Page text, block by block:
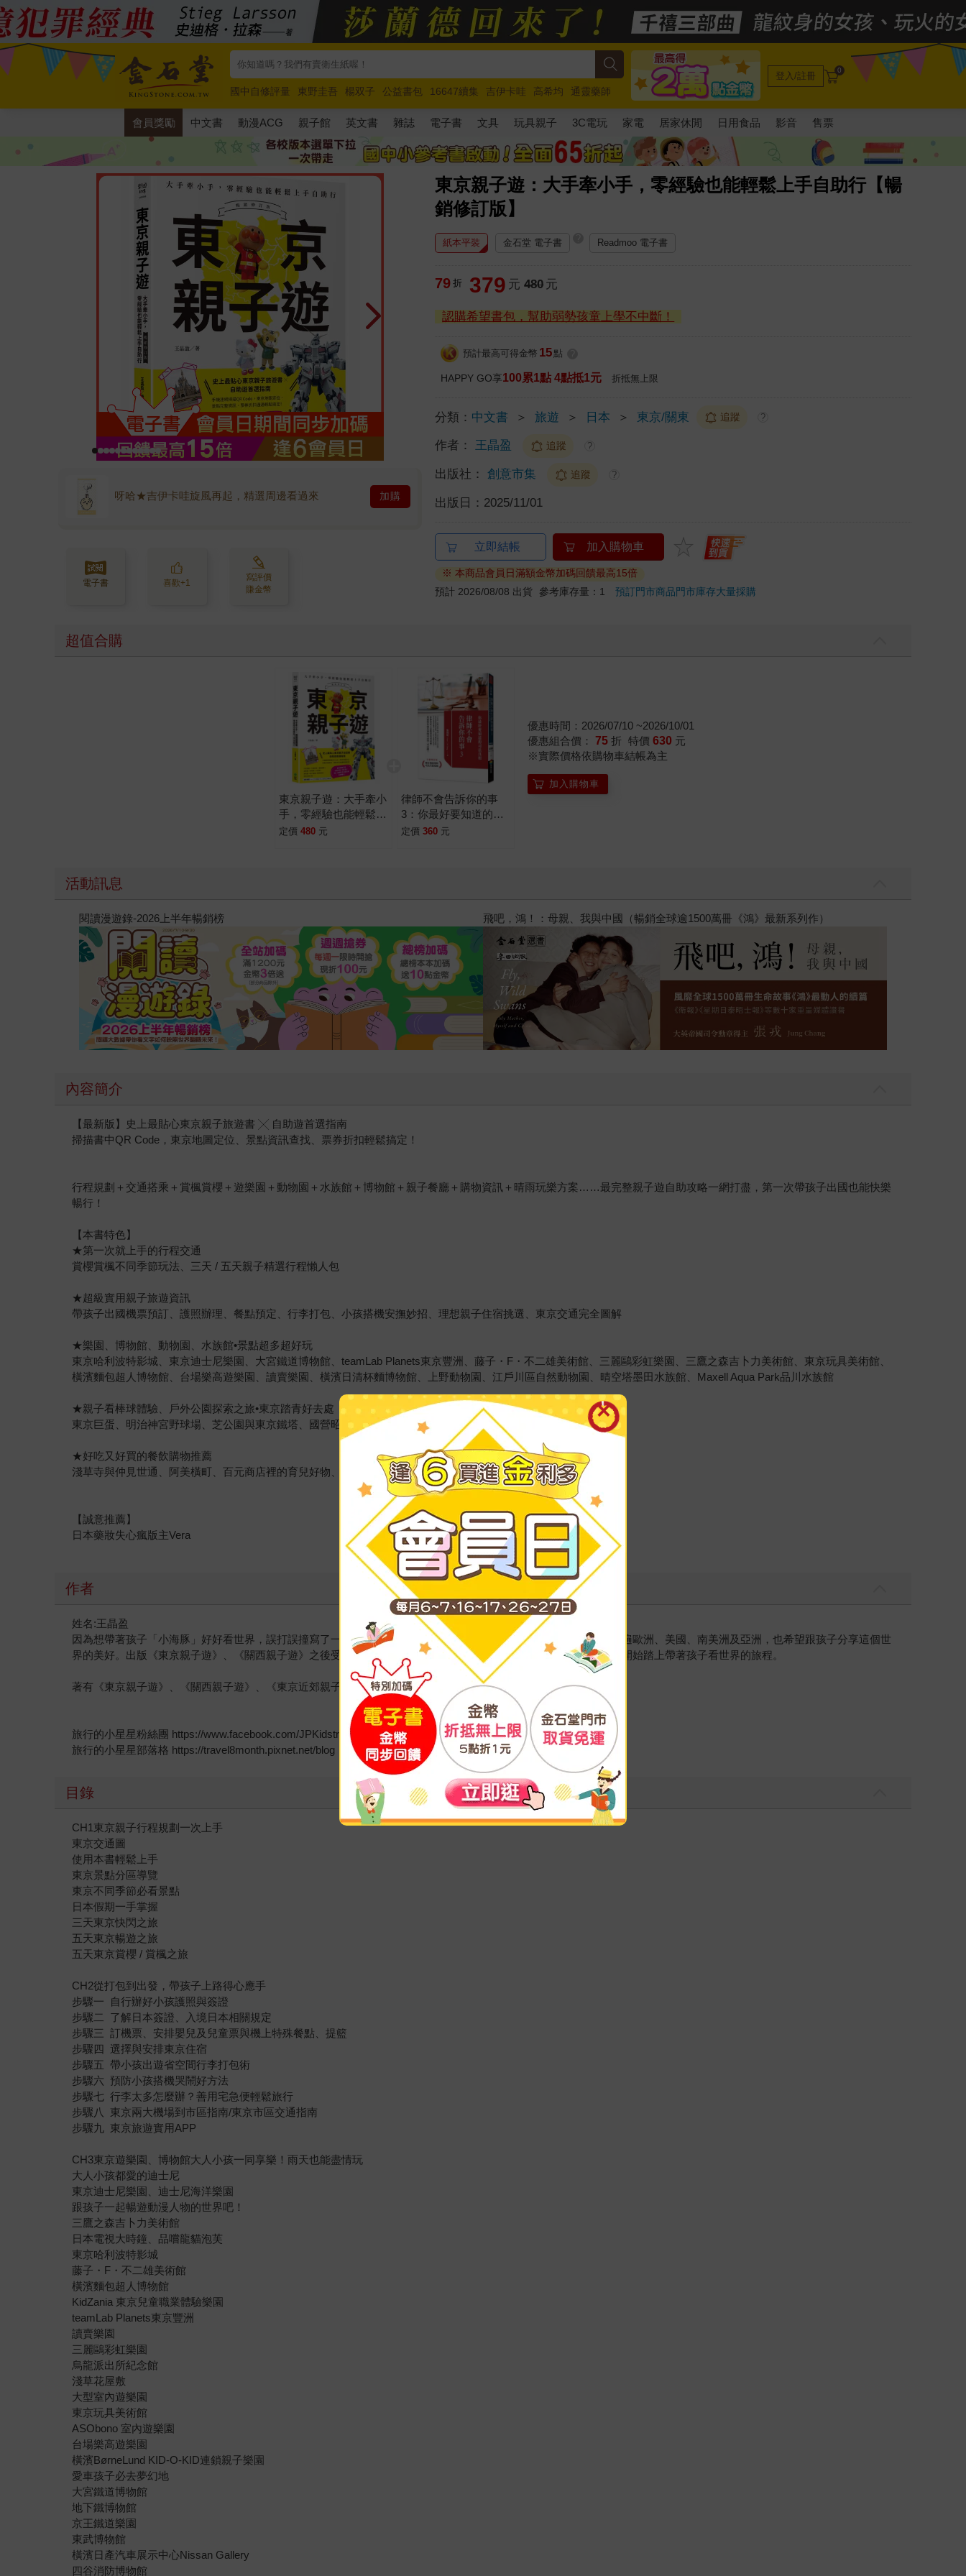
國中自修評量 東野圭吾 楊双子 公益書包 16647續集 吉伊卡哇 高希均
通靈藥師
唯紅花綻放
奧德賽 路邊攤新作 馬斯克 玩具總動員5 超慢跑
登入/註冊 0
會員獎勵 中文書 動漫ACG 親子館 英文書 雜誌 電子書 文具 玩具親子 3C電玩 家電 居家休閒 日用食品 影音 售票
東京親子遊：大手牽小手，零經驗也能輕鬆上手自助行【暢
銷修訂版】
呀哈★吉伊卡哇旋風再起，精選周邊看過來 加購
電子書 喜歡+1
寫評價
賺金幣
紙本平裝 金石堂 電子書 Readmoo 電子書
79 折 379 元 480 元
認購希望書包，幫助弱勢孩童上學不中斷！
預計最高可得金幣 15 點
HAPPY GO享100累1點 4點抵1元 折抵無上限
分類： 中文書 ＞ 旅遊 ＞ 日本 ＞ 東京/關東 追蹤 ?
作者： 王晶盈 追蹤 ?
出版社： 創意市集 追蹤 ?
出版日： 2025/11/01
立即結帳 加入購物車
※ 本商品會員日滿額金幣加碼回饋最高15倍
預計 2026/08/08 出貨 參考庫存量：1預訂門市商品門市庫存大量採購
超值合購
東京親子遊：大手牽小
手，零經驗也能輕鬆上
手自助行【暢銷修訂
定價 480 元
律師不會告訴你的事
3：你最好要知道的司
法真相
定價 360 元
優惠時間：2026/07/10 ~2026/10/01
優惠組合價： 75 折 特價 630 元
※實際價格依購物車結帳為主
加入購物車
活動訊息
閱讀漫遊錄-2026上半年暢銷榜 飛吧，鴻！：母親、我與中國（暢銷全球逾1500萬冊《鴻》最新系列作）
內容簡介
【最新版】史上最貼心東京親子旅遊書 ╳ 自助遊首選指南
掃描書中QR Code，東京地圖定位、景點資訊查找、票券折扣輕鬆搞定！
行程規劃＋交通搭乘＋賞楓賞櫻＋遊樂園＋動物園＋水族館＋博物館＋親子餐廳＋購物資訊＋晴雨玩樂方案……最完整親子遊自助攻略一網打盡，第一次帶孩子出國也能快樂
暢行！
【本書特色】
★第一次就上手的行程交通
賞櫻賞楓不同季節玩法、三天 / 五天親子精選行程懶人包
★超級實用親子旅遊資訊
帶孩子出國機票預訂、護照辦理、餐點預定、行李打包、小孩搭機安撫妙招、理想親子住宿挑選、東京交通完全圖解
★樂園、博物館、動物園、水族館•景點超多超好玩
東京哈利波特影城、東京迪士尼樂園、大宮鐵道博物館、teamLab Planets東京豐洲、藤子・F・不二雄美術館、三麗鷗彩虹樂園、三鷹之森吉卜力美術館、東京玩具美術館、
橫濱麵包超人博物館、台場樂高遊樂園、讀賣樂園、橫濱日清杯麵博物館、上野動物園、江戶川區自然動物園、晴空塔墨田水族館、Maxell Aqua Park品川水族館
★親子看棒球體驗、戶外公園探索之旅•東京踏青好去處
東京巨蛋、明治神宮野球場、芝公園與東京鐵塔、國營昭和記念公園、嚕嚕米兒童森林公園、龍貓森林
★好吃又好買的餐飲購物推薦
淺草寺與仲見世通、阿美橫町、百元商店裡的育兒好物、阿卡將本舖、西松屋、優質親子餐廳、東京童書專門店
【誠意推薦】
日本藥妝失心瘋版主Vera
作者
姓名:王晶盈
因為想帶著孩子「小海豚」好好看世界，誤打誤撞寫了一系列親子旅遊書。內心總是有個背包客靈魂，喜愛旅遊，踏遍歐洲、美國、南美洲及亞洲，也希望跟孩子分享這個世
界的美好。出版《東京親子遊》、《關西親子遊》之後受到許多爸媽們熱烈迴響，希望讓爸媽們都能人手一本，輕鬆開始踏上帶著孩子看世界的旅程。
著有《東京親子遊》、《關西親子遊》、《東京近郊親子遊》、《日安，阿根廷》等旅遊書
旅行的小星星粉絲團 https://www.facebook.com/JPKidstravel
旅行的小星星部落格 https://travel8month.pixnet.net/blog
目錄
CH1東京親子行程規劃一次上手
東京交通圖
使用本書輕鬆上手
東京景點分區導覽
東京不同季節必看景點
日本假期一手掌握
三天東京快閃之旅
五天東京暢遊之旅
五天東京賞櫻 / 賞楓之旅
CH2從打包到出發，帶孩子上路得心應手
步驟一 自行辦好小孩護照與簽證
步驟二 了解日本簽證、入境日本相關規定
步驟三 訂機票、安排嬰兒及兒童票與機上特殊餐點、提籃
步驟四 選擇與安排東京住宿
步驟五 帶小孩出遊省空間行李打包術
步驟六 預防小孩搭機哭鬧好方法
步驟七 行李太多怎麼辦？善用宅急便輕鬆旅行
步驟八 東京兩大機場到市區指南/東京市區交通指南
步驟九 東京旅遊實用APP
CH3東京遊樂園、博物館大人小孩一同享樂！雨天也能盡情玩
大人小孩都愛的迪士尼
東京迪士尼樂園、迪士尼海洋樂園
跟孩子一起暢遊動漫人物的世界吧！
三鷹之森吉卜力美術館
日本電視大時鐘、品嚐龍貓泡芙
東京哈利波特影城
藤子・F・不二雄美術館
橫濱麵包超人博物館
KidZania 東京兒童職業體驗樂園
teamLab Planets東京豐洲
讀賣樂園
三麗鷗彩虹樂園
烏龍派出所紀念館
淺草花屋敷
大型室內遊樂園
東京玩具美術館
ASObono 室內遊樂園
台場樂高遊樂園
橫濱BørneLund KID-O-KID連鎖親子樂園
愛車孩子必去夢幻地
大宮鐵道博物館
地下鐵博物館
京王鐵道樂園
東武博物館
橫濱日產汽車展示中心Nissan Gallery
四谷消防博物館